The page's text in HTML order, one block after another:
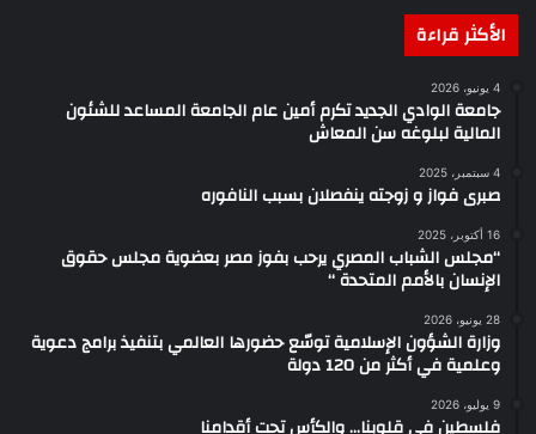
الأكثر قراءة
4 يونيو، 2026
جامعة الوادي الجديد تكرم أمين عام الجامعة المساعد للشئون
المالية لبلوغه سن المعاش
4 سبتمبر، 2025
صبرى فواز و زوجته ينفصلان بسبب النافوره
16 أكتوبر، 2025
“مجلس الشباب المصري يرحب بفوز مصر بعضوية مجلس حقوق
الإنسان بالأمم المتحدة “
28 يونيو، 2026
وزارة الشؤون الإسلامية توسّع حضورها العالمي بتنفيذ برامج دعوية
وعلمية في أكثر من 120 دولة
9 يوليو، 2026